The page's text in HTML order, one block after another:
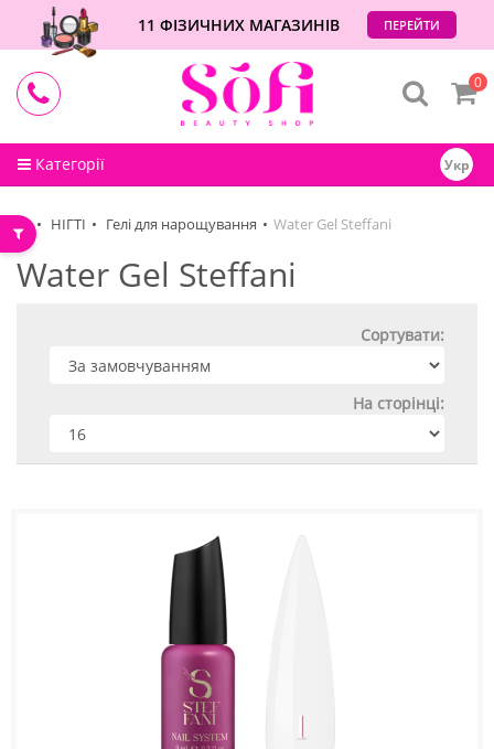
11 ФІЗИЧНИХ МАГАЗИНІВ ПЕРЕЙТИ
Категорії Укр
0
НІГТІ Гелі для нарощування Water Gel Steffani
Water Gel Steffani
Сортувати:
На сторінці: